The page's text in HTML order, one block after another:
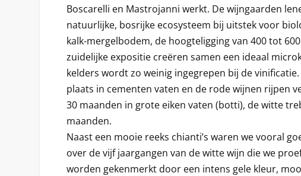
Boscarelli en Mastrojanni werkt. De wijngaarden
natuurlijke, bosrijke ecosysteem bij uitstek voor
kalk-mergelbodem, de hoogteligging van 400 tot
zuidelijke expositie creëren samen een ideaal
kelders wordt zo weinig ingegrepen bij de
plaats in cementen vaten en de rode wijnen rijpen
30 maanden in grote eiken vaten (botti), de witte
maanden.
Naast een mooie reeks chianti’s waren we vooral
over de vijf jaargangen van de witte wijn die we
worden gekenmerkt door een intens gele kleur,